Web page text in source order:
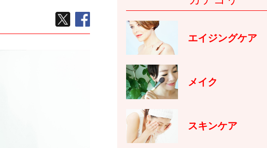
TWEETする
エイジングケア
メイク
スキンケア